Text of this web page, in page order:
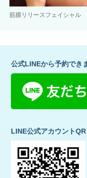
筋膜リリースフェイシャル
公式LINEから予約でき
LINE公式アカウント